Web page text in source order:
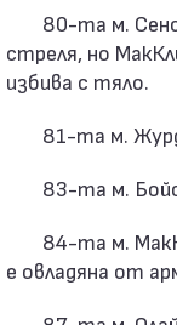
80-та м.
стреля, но
избива с тяло.
81-та м.
83-та м.
84-та м.
е овладяна от